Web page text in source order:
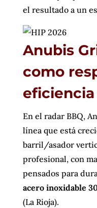
el resultado a un
Anubis
como
eficiencia
En el radar BBQ,
línea que está
barril/asador
profesional, con
pensados para
acero inoxidable
(La Rioja).